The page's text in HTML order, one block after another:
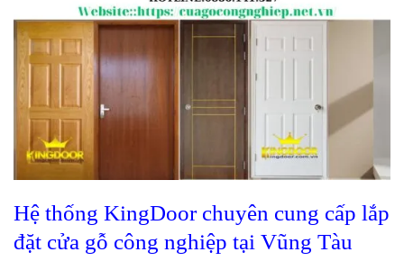
Hệ thống KingDoor chuyên cung cấp lắp
đặt cửa gỗ công nghiệp tại Vũng Tàu